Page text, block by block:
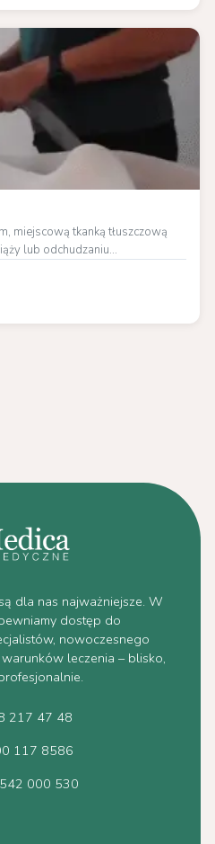
miejscową tkanką tłuszczową
lub odchudzaniu...
dla nas najważniejsze. W
dostęp do
nowoczesnego
leczenia – blisko,
217 47 48
117 8586
542 000 530